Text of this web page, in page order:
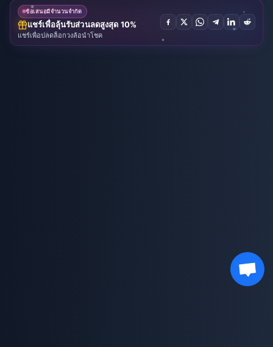
ข้อเสนอมีจำนวนจำกัด
แชร์เพื่อลุ้นรับส่วนลดสูงสุด 10%
แชร์เพื่อปลดล็อกวงล้อนำโชค